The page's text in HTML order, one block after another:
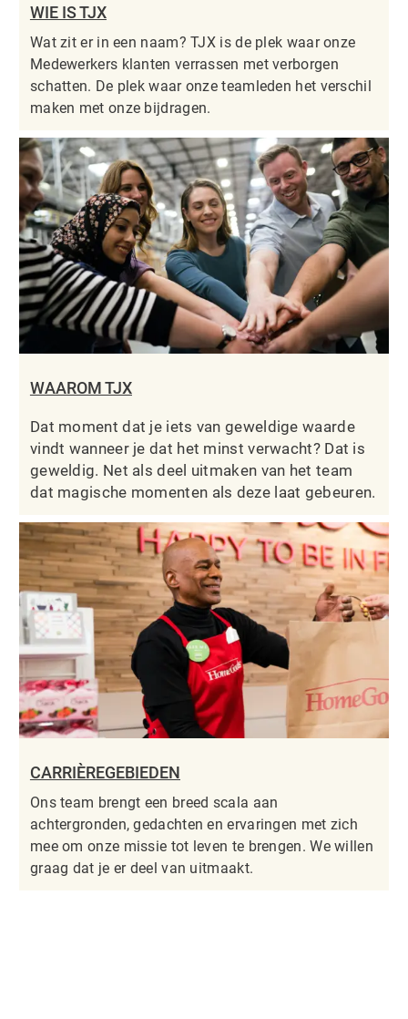
WIE IS TJX
Wat zit er in een naam? TJX is de plek waar onze
Medewerkers klanten verrassen met verborgen
schatten. De plek waar onze teamleden het verschil
maken met onze bijdragen.
WAAROM TJX
Dat moment dat je iets van geweldige waarde
vindt wanneer je dat het minst verwacht? Dat is
geweldig. Net als deel uitmaken van het team
dat magische momenten als deze laat gebeuren.
CARRIÈREGEBIEDEN
Ons team brengt een breed scala aan
achtergronden, gedachten en ervaringen met zich
mee om onze missie tot leven te brengen. We willen
graag dat je er deel van uitmaakt.